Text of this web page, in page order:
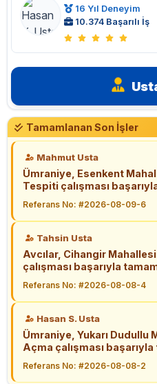
16 Yıl Deneyim
10.374 Başarılı İş
Tamamlanan Son İşler
Mahmut Usta
Ümraniye, Esenkent
Tespiti çalışması
Referans No: #2026-08-09-6
Tahsin Usta
Avcılar, Cihangir
çalışması başarıyla
Referans No: #2026-08-08-4
Hasan S. Usta
Ümraniye, Yukarı Dudullu
Açma çalışması başarıyla
Referans No: #2026-08-08-2